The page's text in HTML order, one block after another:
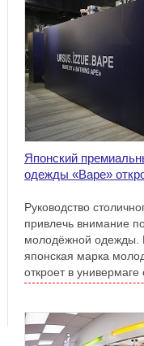
Японский
одежды «Bape»
Руководство
привлечь внимание
молодёжной одежды.
японская марка
откроет в